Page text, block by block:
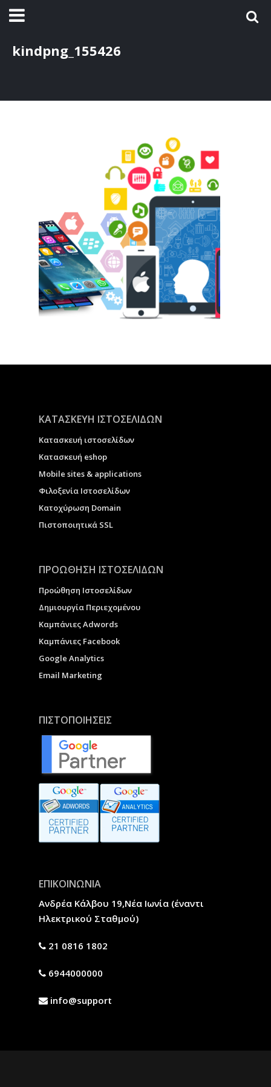
kindpng_155426
ΚΑΤΑΣΚΕΥΗ ΙΣΤΟΣΕΛΙΔΩΝ
Κατασκευή ιστοσελίδων
Κατασκευή eshop
Μobile sites & applications
Φιλοξενία Ιστοσελίδων
Κατοχύρωση Domain
Πιστοποιητικά SSL
ΠΡΟΩΘΗΣΗ ΙΣΤΟΣΕΛΙΔΩΝ
Προώθηση Ιστοσελίδων
Δημιουργία Περιεχομένου
Καμπάνιες Adwords
Καμπάνιες Facebook
Google Analytics
Email Marketing
ΠΙΣΤΟΠΟΙΗΣΕΙΣ
ΕΠΙΚΟΙΝΩΝΙΑ
Ανδρέα Κάλβου 19,Νέα Ιωνία (έναντι
Ηλεκτρικού Σταθμού)
21 0816 1802
6944000000
info@support